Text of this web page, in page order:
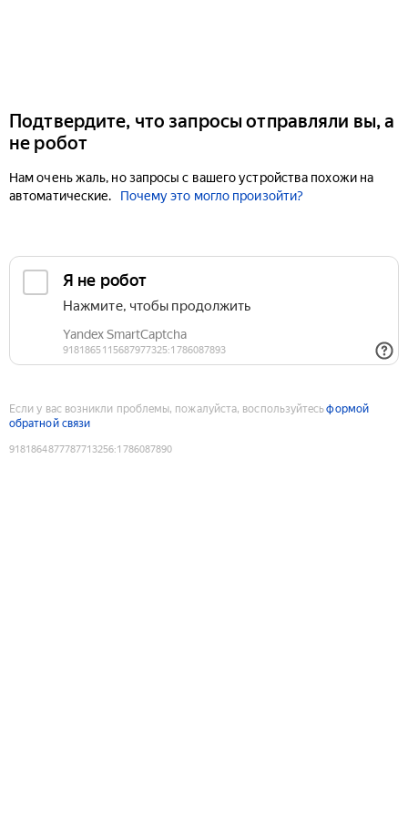
Подтвердите, что запросы отправляли вы, а
не робот
Нам очень жаль, но запросы с вашего устройства похожи на
автоматические.
Почему это могло произойти?
Если у вас возникли проблемы, пожалуйста, воспользуйтесьформой
обратной связи
9181864877787713256:1786087890